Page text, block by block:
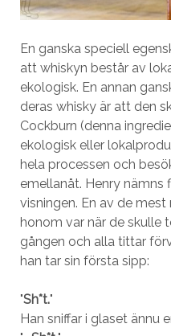
En ganska speciell
att whiskyn består av
ekologisk. En annan
deras whisky är att den
Cockburn (denna
ekologisk eller
hela processen och
emellanåt. Henry nämns
visningen. En av de
honom var när de skulle
gången och alla tittar
han tar sin första sipp:
"Sh*t."
Han sniffar i glaset ännu